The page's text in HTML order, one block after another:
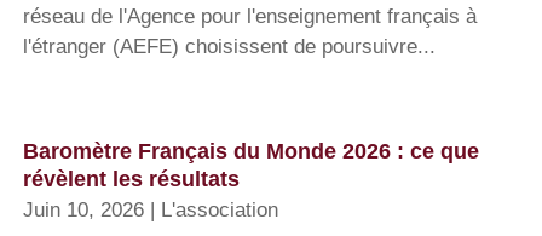
réseau de l'Agence pour l'enseignement français à
l'étranger (AEFE) choisissent de poursuivre...
Baromètre Français du Monde 2026 : ce que
révèlent les résultats
Juin 10, 2026
L'association